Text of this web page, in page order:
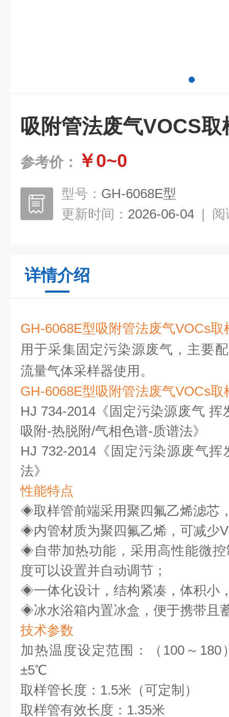
吸附管法废气VOCS取
参考价： ￥0~0
型号： GH-6068E型
更新时间： 2026-06-04 | 阅
详情介绍
GH-6068E型吸附管法废气VOCs取
用于采集固定污染源废气，主要
流量气体采样器使用。
GH-6068E型吸附管法废气VOCs取
HJ 734-2014《固定污染源废气
吸附-热脱附/气相色谱-质谱法》
HJ 732-2014《固定污染源废气
法》
性能特点
◈取样管前端采用聚四氟乙烯滤芯
◈内管材质为聚四氟乙烯，可减少
◈自带加热功能，采用高性能微
度可以设置并自动调节；
◈一体化设计，结构紧凑，体积小
◈冰水浴箱内置冰盒，便于携带且
技术参数
加热温度设定范围：（100 ～
±5℃
取样管长度： 1.5米（可定制）
取样管有效长度： 1.35米